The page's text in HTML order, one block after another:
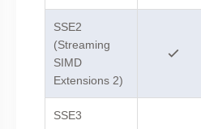
SSE2
(Streaming
SIMD
Extensions 2)
SSE3